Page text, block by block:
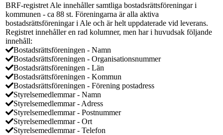
BRF-registret Ale innehåller samtliga bostadsrättsföreningar i
kommunen - ca 88 st. Föreningarna är alla aktiva
bostadsrättsföreningar i Ale och är helt uppdaterade vid leverans.
Registret innehåller en rad kolumner, men har i huvudsak följande
innehåll:
Bostadsrättsföreningen - Namn
Bostadsrättsföreningen - Organisationsnummer
Bostadsrättsföreningen - Län
Bostadsrättsföreningen - Kommun
Bostadsrättsföreningen - Förening postadress
Styrelsemedlemmar - Namn
Styrelsemedlemmar - Adress
Styrelsemedlemmar - Postnummer
Styrelsemedlemmar - Ort
Styrelsemedlemmar - Telefon